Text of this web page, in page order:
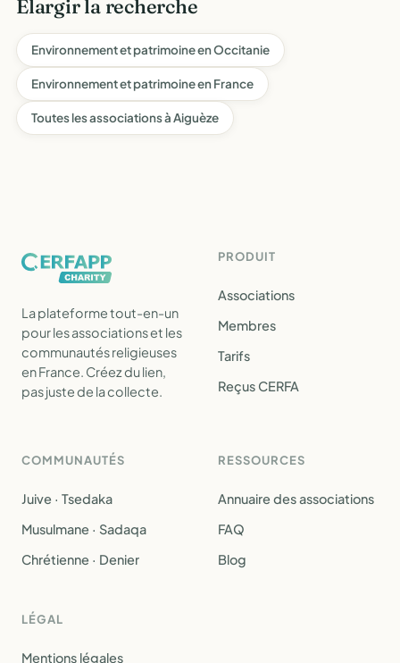
Élargir la recherche
Environnement et patrimoine en Occitanie
Environnement et patrimoine en France
Toutes les associations à Aiguèze
La plateforme tout-en-un
pour les associations et les
communautés religieuses
en France. Créez du lien,
pas juste de la collecte.
PRODUIT
Associations
Membres
Tarifs
Reçus CERFA
COMMUNAUTÉS
Juive · Tsedaka
Musulmane · Sadaqa
Chrétienne · Denier
RESSOURCES
Annuaire des associations
FAQ
Blog
LÉGAL
Mentions légales